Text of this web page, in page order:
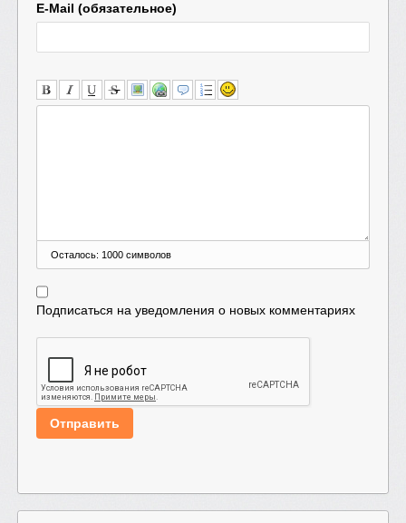
E-Mail (обязательное)
Осталось: 1000 символов
Подписаться на уведомления о новых комментариях
Отправить